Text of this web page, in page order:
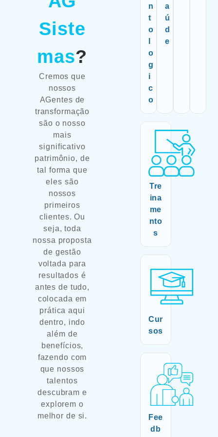
Siste
mas?
Cremos que
nossos
AGentes de
transformação
são o nosso
mais
significativo
patrimônio, de
tal forma que
eles são
nossos
primeiros
clientes. Ou
seja, toda
nossa proposta
de gestão
voltada para
resultados é
antes de tudo,
colocada em
prática aqui
dentro, indo
além de
benefícios,
fazendo com
que nossos
talentos
descubram e
explorem o
melhor de si.
n
t
o
l
o
g
i
c
o
a
ú
d
e
Tre
ina
me
nto
s
Cur
sos
Fee
db